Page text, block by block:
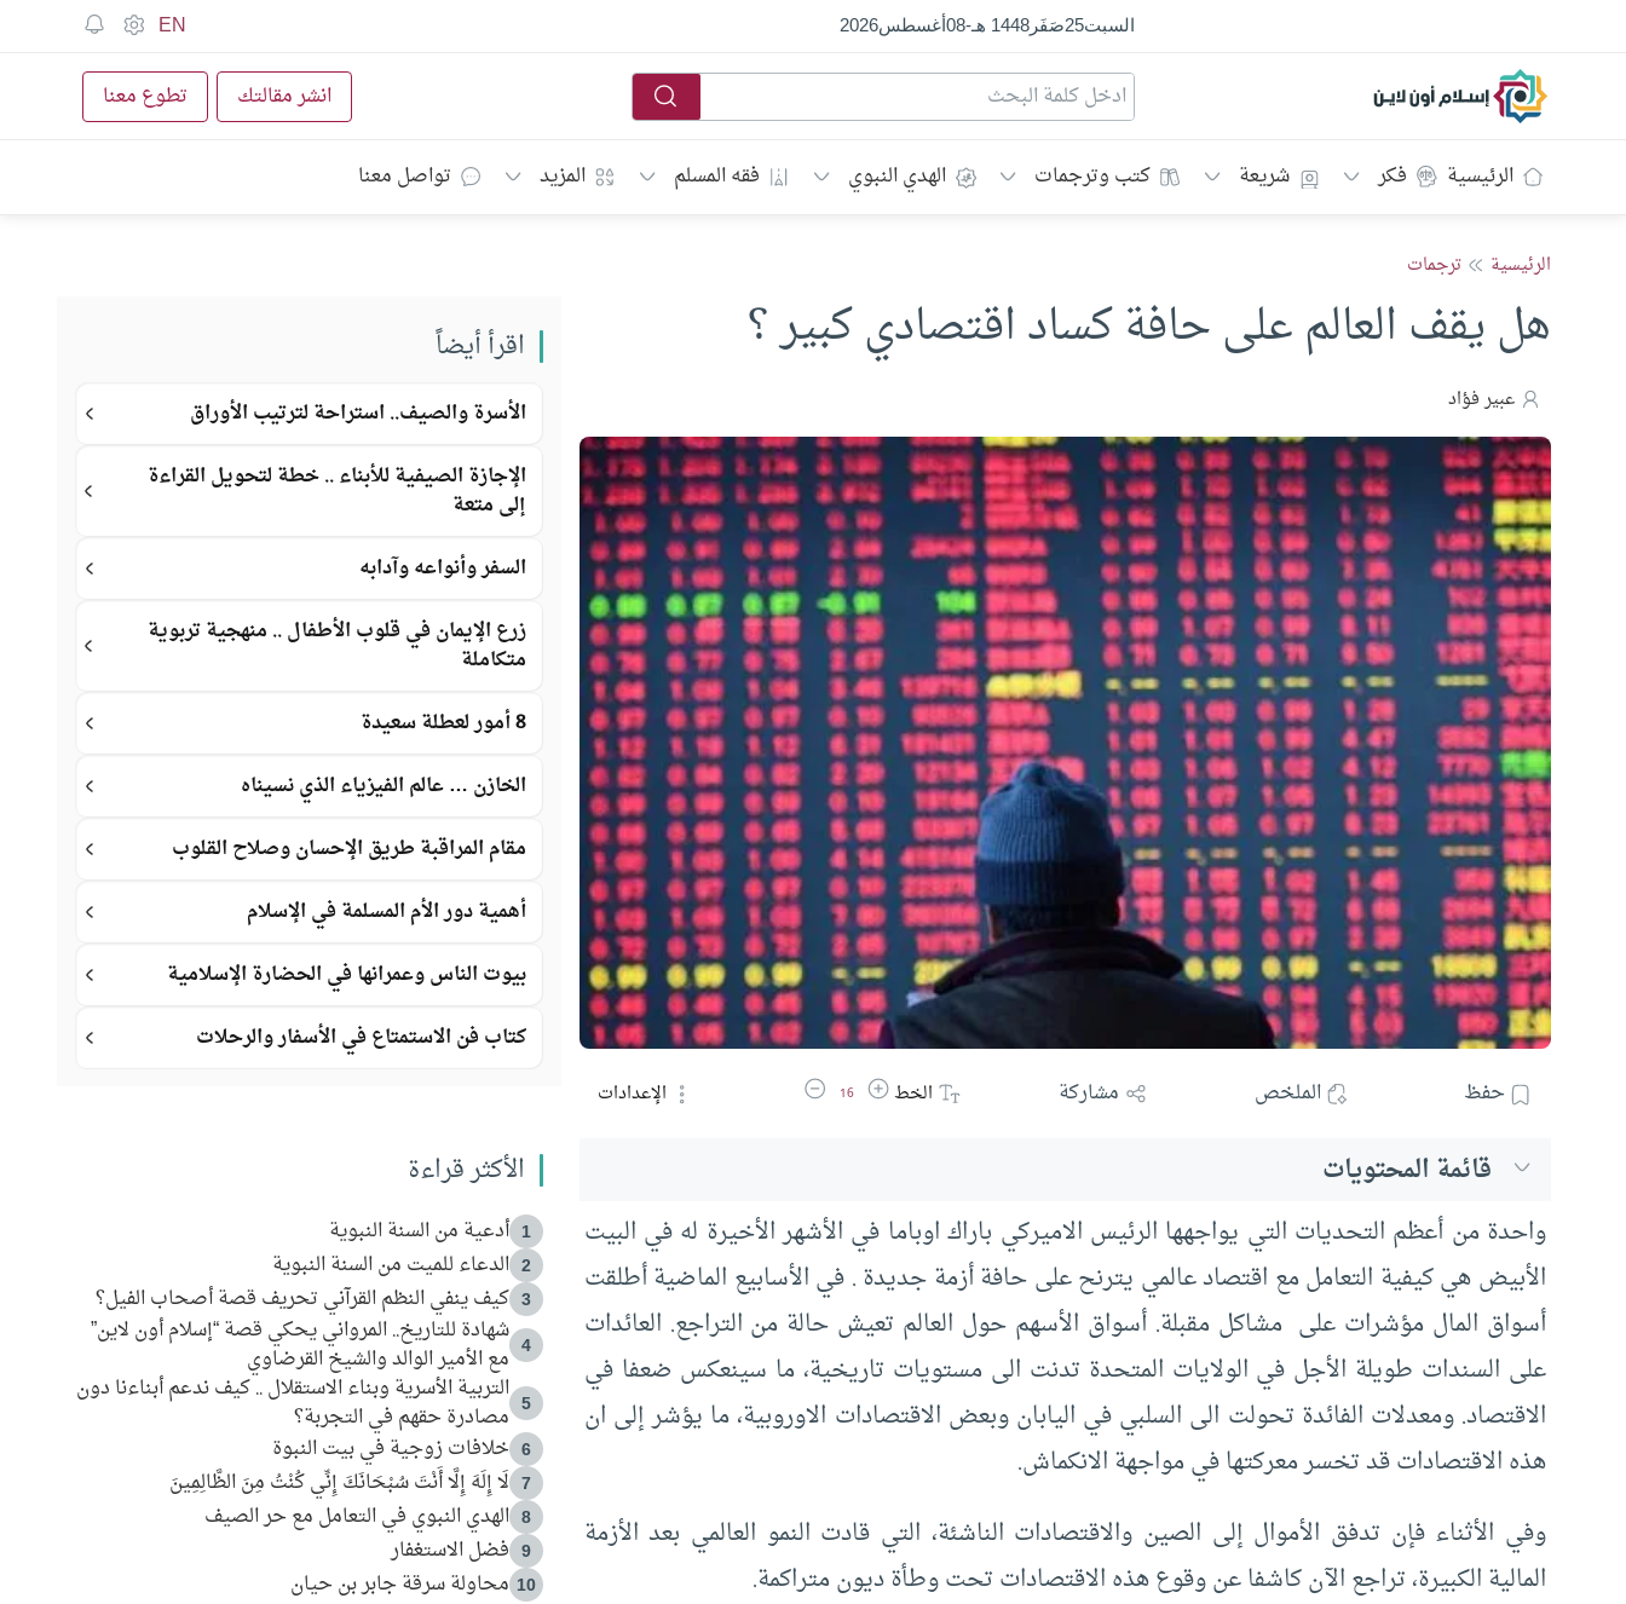
السبت25صَفَر1448 هـ -
08أغسطس2026
EN
إسلام أون لاين انشر مقالتك تطوع معنا
الرئيسية فكر شريعة كتب وترجمات الهدي النبوي فقه المسلم المزيد تواصل معنا
الرئيسية ترجمات
هل يقف العالم على حافة كساد اقتصادي كبير ؟
عبير فؤاد
حفظ الملخص مشاركة الخطزيادة حجم الخط
16 تقليل حجم الخط الإعدادات
قائمة المحتويات
واحدة من أعظم التحديات التي يواجهها الرئيس الاميركي باراك اوباما في الأشهر الأخيرة له في البيت
الأبيض هي كيفية التعامل مع اقتصاد عالمي يترنح على حافة أزمة جديدة . في الأسابيع الماضية أطلقت
أسواق المال مؤشرات على مشاكل مقبلة. أسواق الأسهم حول العالم تعيش حالة من التراجع. العائدات
على السندات طويلة الأجل في الولايات المتحدة تدنت الى مستويات تاريخية، ما سينعكس ضعفا في
الاقتصاد. ومعدلات الفائدة تحولت الى السلبي في اليابان وبعض الاقتصادات الاوروبية، ما يؤشر إلى ان
هذه الاقتصادات قد تخسر معركتها في مواجهة الانكماش.
وفي الأثناء فإن تدفق الأموال إلى الصين والاقتصادات الناشئة، التي قادت النمو العالمي بعد الأزمة
المالية الكبيرة، تراجع الآن كاشفا عن وقوع هذه الاقتصادات تحت وطأة ديون متراكمة.
اقرأ أيضاً
الأسرة والصيف.. استراحة لترتيب الأوراق
الإجازة الصيفية للأبناء .. خطة لتحويل القراءة
إلى متعة
السفر وأنواعه وآدابه
زرع الإيمان في قلوب الأطفال .. منهجية تربوية
متكاملة
8 أمور لعطلة سعيدة
الخازن … عالم الفيزياء الذي نسيناه
مقام المراقبة طريق الإحسان وصلاح القلوب
أهمية دور الأم المسلمة في الإسلام
بيوت الناس وعمرانها في الحضارة الإسلامية
كتاب فن الاستمتاع في الأسفار والرحلات
الأكثر قراءة
1 أدعية من السنة النبوية
2 الدعاء للميت من السنة النبوية
3 كيف ينفي النظم القرآني تحريف قصة أصحاب الفيل؟
4
شهادة للتاريخ.. المرواني يحكي قصة “إسلام أون لاين”
مع الأمير الوالد والشيخ القرضاوي
5
التربية الأسرية وبناء الاستقلال .. كيف ندعم أبناءنا دون
مصادرة حقهم في التجربة؟
6 خلافات زوجية في بيت النبوة
7 لَا إِلَهَ إِلَّا أَنْتَ سُبْحَانَكَ إِنِّي كُنْتُ مِنَ الظَّالِمِينَ
8 الهدي النبوي في التعامل مع حر الصيف
9 فضل الاستغفار
10 محاولة سرقة جابر بن حيان